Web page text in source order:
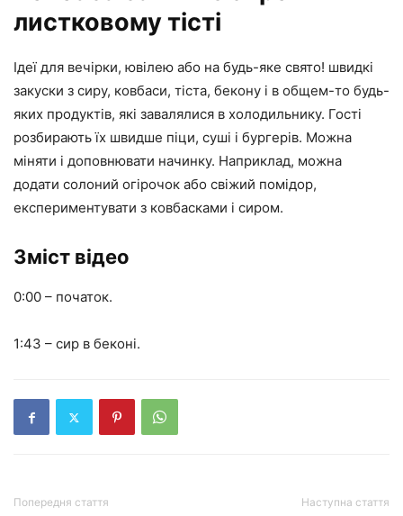
листковому тісті
Ідеї для вечірки, ювілею або на будь-яке свято! швидкі
закуски з сиру, ковбаси, тіста, бекону і в общем-то будь-
яких продуктів, які завалялися в холодильнику. Гості
розбирають їх швидше піци, суші і бургерів. Можна
міняти і доповнювати начинку. Наприклад, можна
додати солоний огірочок або свіжий помідор,
експериментувати з ковбасками і сиром.
Зміст відео
0:00 – початок.
1:43 – сир в беконі.
Попередня стаття Наступна стаття